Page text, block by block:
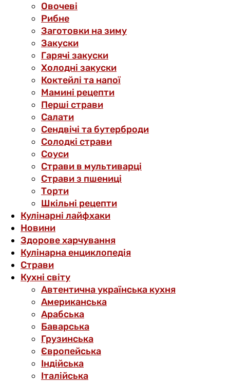
Овочеві
Рибне
Заготовки на зиму
Закуски
Гарячі закуски
Холодні закуски
Коктейлі та напої
Мамині рецепти
Перші страви
Салати
Сендвічі та бутерброди
Солодкі страви
Соуси
Страви в мультиварці
Страви з пшениці
Торти
Шкільні рецепти
Кулінарні лайфхаки
Новини
Здорове харчування
Кулінарна енциклопедія
Страви
Кухні світу
Автентична українська кухня
Американська
Арабська
Баварська
Грузинська
Європейська
Індійська
Італійська